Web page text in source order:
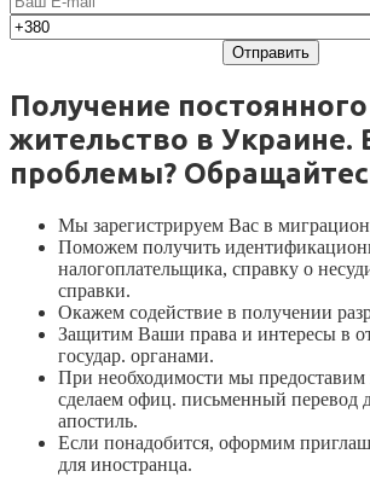
Получение
жительство в Украине.
проблемы?
Мы зарегистрируем Вас в
Поможем получить
налогоплательщика, справку о
справки.
Окажем содействие в получении
Защитим Ваши права и интересы в
государ. органами.
При необходимости мы предоставим
сделаем офиц. письменный перевод
апостиль.
Если понадобится, оформим
для иностранца.